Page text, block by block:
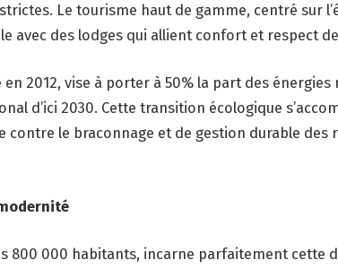
Le tourisme haut de gamme, centré sur
avec des lodges qui allient confort et respect
en 2012, vise à porter à 50% la part des
d’ici 2030. Cette transition écologique
le braconnage et de gestion durable des
800 000 habitants, incarne parfaitement cette